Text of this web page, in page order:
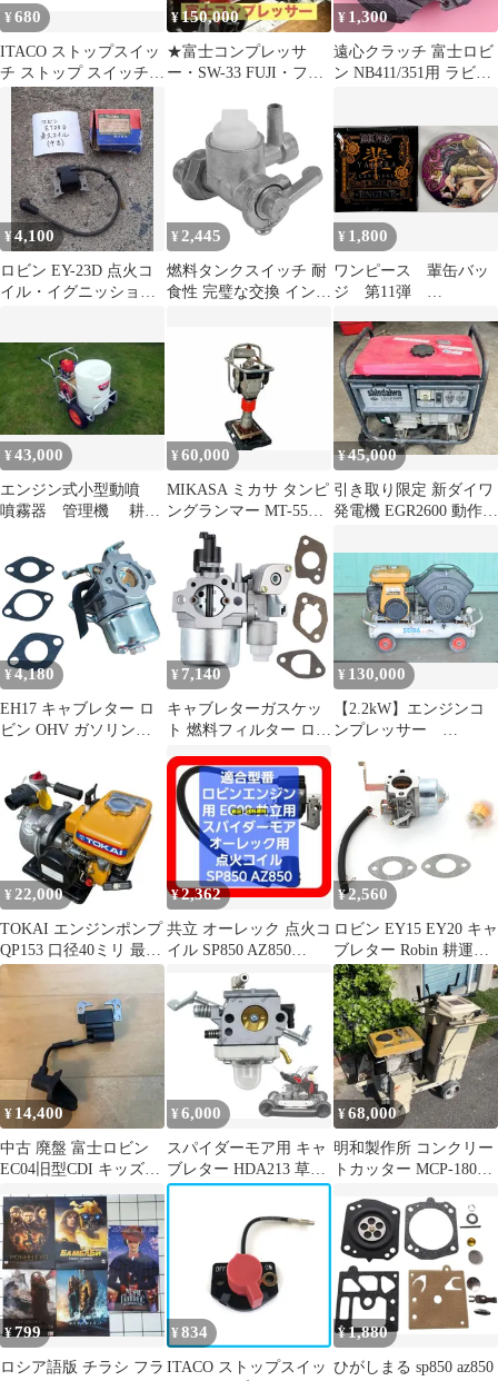
¥680
ITACO ストップスイッ
チ ストップ スイッチ
オン オフ ワイヤー ス
バル ロビン EY15 EY20
EY27 EY28 70 MM 066-
00003-71 モーター芝刈
り機トリマー エンジン
¥150,000
★富士コンプレッサ
ー・SW-33 FUJI・フ
¥ 1,300
遠心クラッチ 富士ロビ
ン NB411/351用 ラビッ
¥4,100
ロビン EY-23D 点火コ
イル・イグニッション
¥ 2,445
燃料タンクスイッチ 耐
食性 完璧な交換 インス
20064-00 ロビン
EY15/EY20 の交換用
¥ 1,800
ワンピース 輩缶バッ
ジ 第11弾
ア限定 復活総選挙
ver. ロビン
¥43,000
エンジン式小型動噴
噴霧器 管理機 耕運
¥60,000
MIKASA ミカサ タンピ
ングランマー MT-55A
転圧ランマー 転圧機
¥45,000
引き取り限定 新ダイワ
発電機 EGR2600 動作確
¥ 4,180
EH17 キャブレター ロ
ビン OHV ガソリンエ
理H2
¥ 7,140
キャブレターガスケッ
ト 燃料フィルター ロビ
278-62301-60 278-
62301-50 エンジン部品
¥ 130,000
【2.2kW】エンジンコ
ンプレッサー
¥ 22,000
TOKAI エンジンポンプ
QP153 口径40ミリ 最大
揚程 50ｍ 中古
¥2,362
共立 オーレック 点火コ
イル SP850 AZ850
EC08⭐A③-24
¥2,560
ロビン EY15 EY20 キャ
ブレター Robin 耕運機
刈払機 RGX2400 エン
ジン 汎用 互換品
¥ 14,400
中古 廃盤 富士ロビン
EC04旧型CDI キッズカ
¥ 6,000
スパイダーモア用 キャ
ブレター HDA213 草刈
機
¥68,000
明和製作所 コンクリー
トカッター MCP-180
¥799
ロシア語版 チラシ フラ
¥ 834
ITACO ストップスイッ
¥1,880
ひがしまる sp850 az850